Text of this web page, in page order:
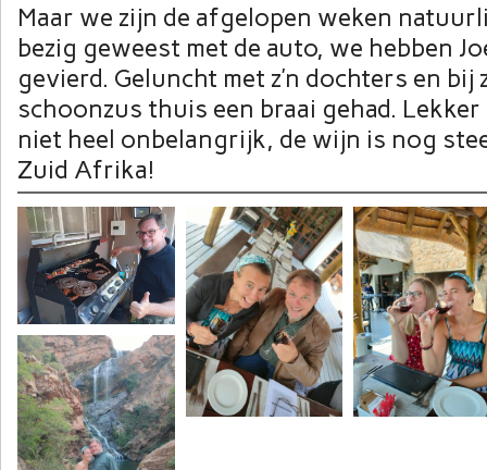
Maar we zijn de afgelopen weken
bezig geweest met de auto, we hebben
gevierd. Geluncht met z’n dochters en bij
schoonzus thuis een braai gehad.
niet heel onbelangrijk, de wijn is nog
Zuid Afrika!